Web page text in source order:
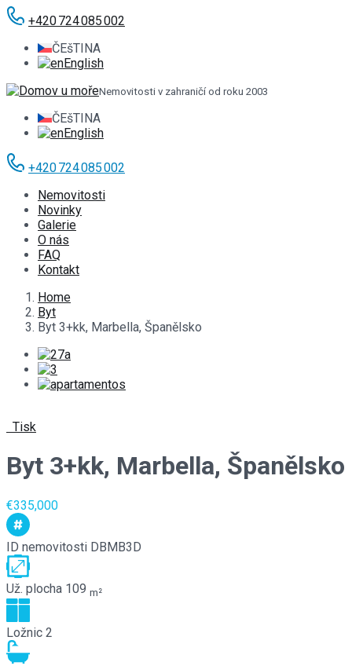
+420 724 085 002
ČEšTINA
English
Nemovitosti v zahraničí od roku 2003
ČEšTINA
English
+420 724 085 002
Nemovitosti
Novinky
Galerie
O nás
FAQ
Kontakt
Home
Byt
Byt 3+kk, Marbella, Španělsko
Tisk
Byt 3+kk, Marbella, Španělsko
€335,000
ID nemovitosti DBMB3D
Už. plocha 109 m²
Ložnic 2